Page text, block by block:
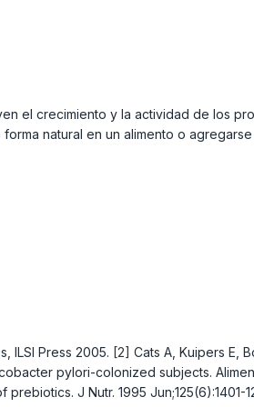
el crecimiento y la actividad de los
natural en un alimento o
ILSI Press 2005. [2] Cats A, Kuipers E,
pylori-colonized subjects.
J Nutr. 1995 Jun;125(6):1401-